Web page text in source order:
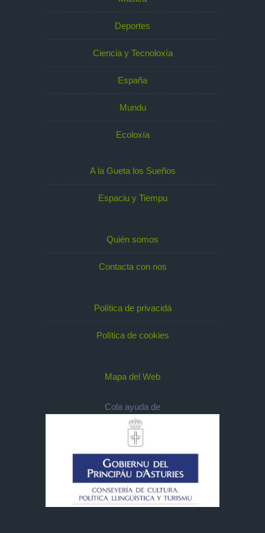
Deportes
Ciencia y Tecnoloxía
España
Mundu
Ecoloxía
A la Gueta los Sueños
Espaciu y Tiempu
Quién somos
Contacta con nos
Política de privacidá
Política de cookies
Mapa del Web
Cola ayuda de